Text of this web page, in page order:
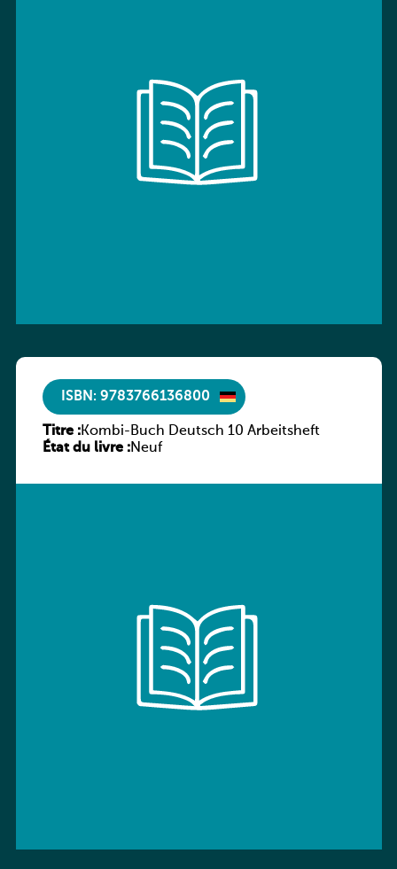
ISBN: 9783766136800
Titre :Kombi-Buch Deutsch 10 Arbeitsheft
État du livre :Neuf